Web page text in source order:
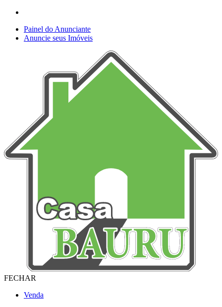
Painel do Anunciante
Anuncie seus Imóveis
FECHAR
Venda